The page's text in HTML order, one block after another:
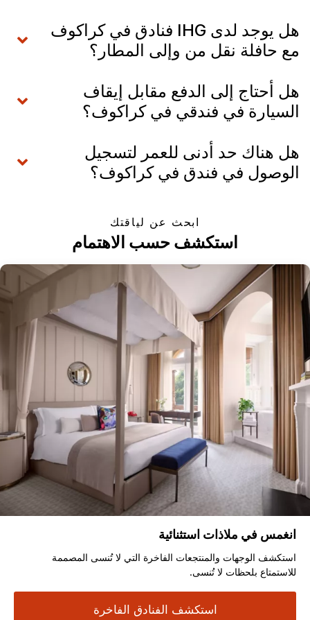
هل يوجد لدى IHG فنادق في كراكوف
مع حافلة نقل من وإلى المطار؟
هل أحتاج إلى الدفع مقابل إيقاف
السيارة في فندقي في كراكوف؟
هل هناك حد أدنى للعمر لتسجيل
الوصول في فندق في كراكوف؟
ابحث عن لياقتك
استكشف حسب الاهتمام
انغمس في ملاذات استثنائية
استكشف الوجهات والمنتجعات الفاخرة التي لا تُنسى المصممة
للاستمتاع بلحظات لا تُنسى.
استكشف الفنادق الفاخرة